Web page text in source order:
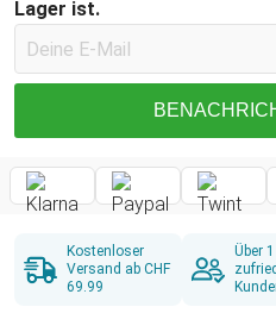
Lager ist.
Kostenloser
Versand ab CHF
69.99
Über